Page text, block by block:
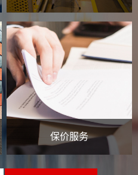
保价服务